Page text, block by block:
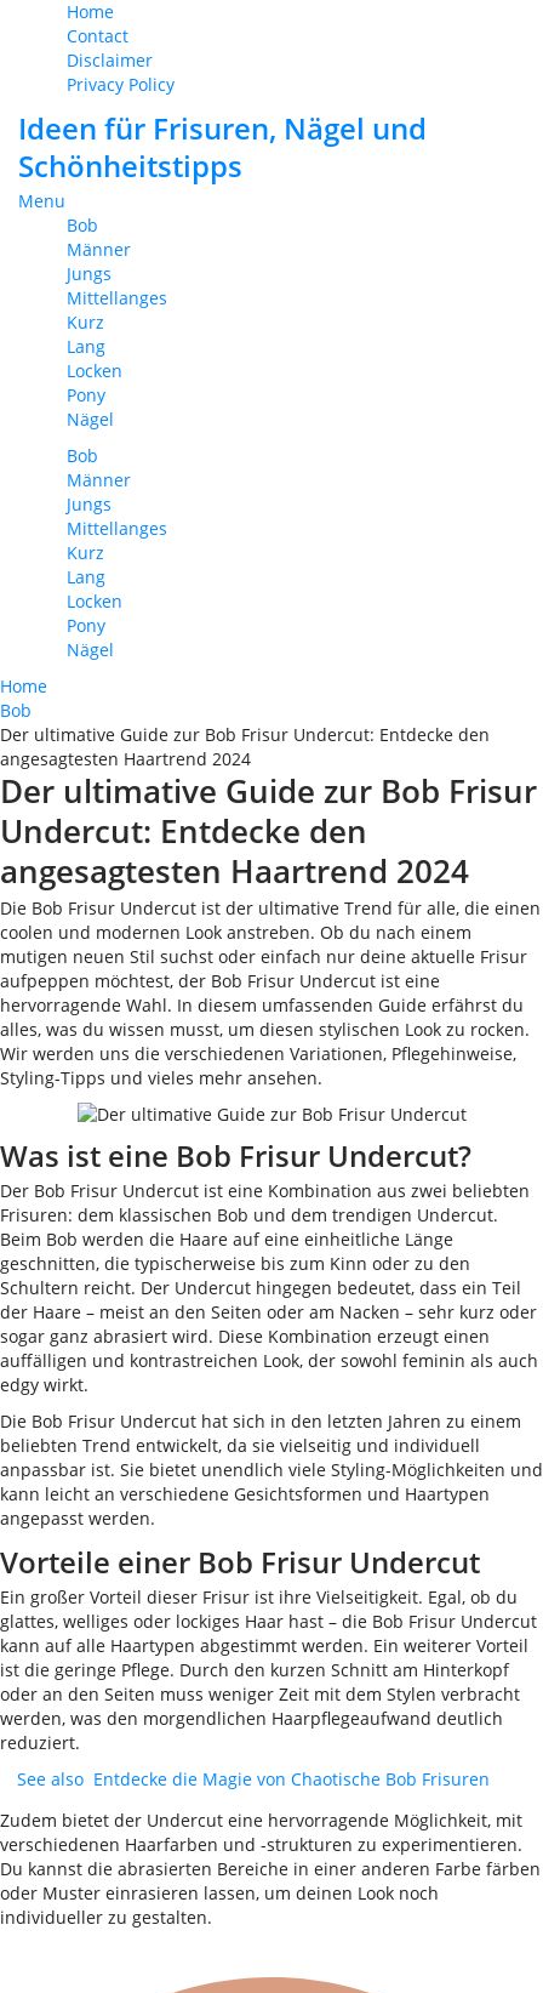
Home
Contact
Disclaimer
Privacy Policy
Ideen für Frisuren, Nägel und
Schönheitstipps
Menu
Bob
Männer
Jungs
Mittellanges
Kurz
Lang
Locken
Pony
Nägel
Bob
Männer
Jungs
Mittellanges
Kurz
Lang
Locken
Pony
Nägel
Home
Bob
Der ultimative Guide zur Bob Frisur Undercut: Entdecke den
angesagtesten Haartrend 2024
Der ultimative Guide zur Bob Frisur
Undercut: Entdecke den
angesagtesten Haartrend 2024
Die Bob Frisur Undercut ist der ultimative Trend für alle, die einen
coolen und modernen Look anstreben. Ob du nach einem
mutigen neuen Stil suchst oder einfach nur deine aktuelle Frisur
aufpeppen möchtest, der Bob Frisur Undercut ist eine
hervorragende Wahl. In diesem umfassenden Guide erfährst du
alles, was du wissen musst, um diesen stylischen Look zu rocken.
Wir werden uns die verschiedenen Variationen, Pflegehinweise,
Styling-Tipps und vieles mehr ansehen.
Was ist eine Bob Frisur Undercut?
Der Bob Frisur Undercut ist eine Kombination aus zwei beliebten
Frisuren: dem klassischen Bob und dem trendigen Undercut.
Beim Bob werden die Haare auf eine einheitliche Länge
geschnitten, die typischerweise bis zum Kinn oder zu den
Schultern reicht. Der Undercut hingegen bedeutet, dass ein Teil
der Haare – meist an den Seiten oder am Nacken – sehr kurz oder
sogar ganz abrasiert wird. Diese Kombination erzeugt einen
auffälligen und kontrastreichen Look, der sowohl feminin als auch
edgy wirkt.
Die Bob Frisur Undercut hat sich in den letzten Jahren zu einem
beliebten Trend entwickelt, da sie vielseitig und individuell
anpassbar ist. Sie bietet unendlich viele Styling-Möglichkeiten und
kann leicht an verschiedene Gesichtsformen und Haartypen
angepasst werden.
Vorteile einer Bob Frisur Undercut
Ein großer Vorteil dieser Frisur ist ihre Vielseitigkeit. Egal, ob du
glattes, welliges oder lockiges Haar hast – die Bob Frisur Undercut
kann auf alle Haartypen abgestimmt werden. Ein weiterer Vorteil
ist die geringe Pflege. Durch den kurzen Schnitt am Hinterkopf
oder an den Seiten muss weniger Zeit mit dem Stylen verbracht
werden, was den morgendlichen Haarpflegeaufwand deutlich
reduziert.
See also Entdecke die Magie von Chaotische Bob Frisuren
Zudem bietet der Undercut eine hervorragende Möglichkeit, mit
verschiedenen Haarfarben und -strukturen zu experimentieren.
Du kannst die abrasierten Bereiche in einer anderen Farbe färben
oder Muster einrasieren lassen, um deinen Look noch
individueller zu gestalten.